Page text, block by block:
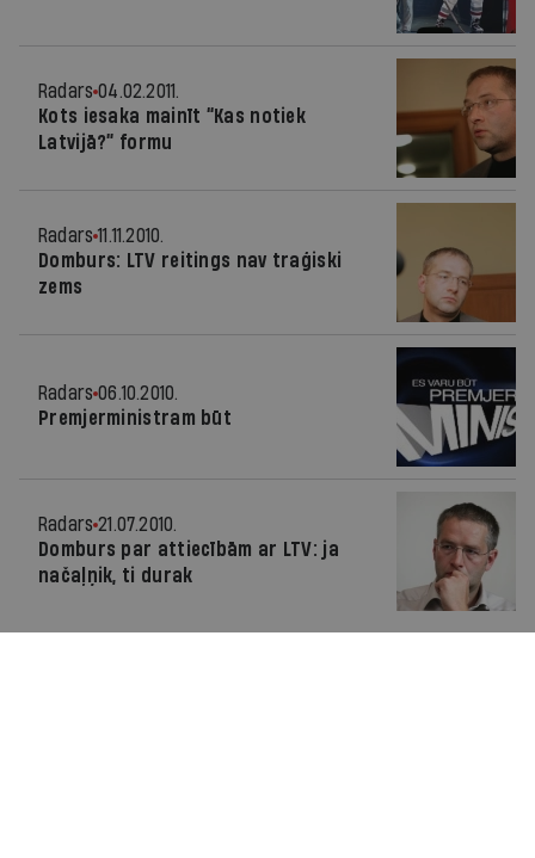
Radars 04.02.2011.
Kots iesaka mainīt “Kas notiek
Latvijā?” formu
Radars 11.11.2010.
Domburs: LTV reitings nav traģiski
zems
Radars 06.10.2010.
Premjerministram būt
Radars 21.07.2010.
Domburs par attiecībām ar LTV: ja
načaļņik, ti durak